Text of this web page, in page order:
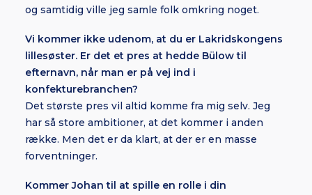
og samtidig ville jeg samle folk omkring noget.
Vi kommer ikke udenom, at du er Lakridskongens
lillesøster. Er det et pres at hedde Bülow til
efternavn, når man er på vej ind i
konfekturebranchen?
Det største pres vil altid komme fra mig selv. Jeg
har så store ambitioner, at det kommer i anden
række. Men det er da klart, at der er en masse
forventninger.
Kommer Johan til at spille en rolle i din